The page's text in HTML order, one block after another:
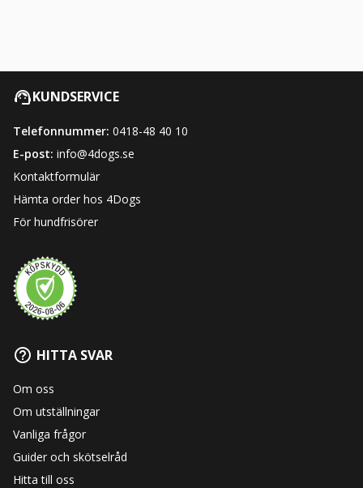
KUNDSERVICE
Telefonnummer: 0418-48 40 10
E-post: info@4dogs.se
Kontaktformulär
Hämta order hos 4Dogs
För hundfrisörer
HITTA SVAR
Om oss
Om utställningar
Vanliga frågor
Guider och skötselråd
Hitta till oss